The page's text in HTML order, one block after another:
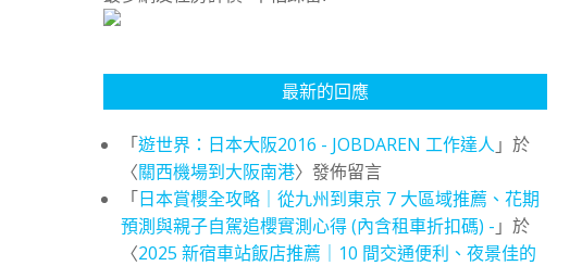
最新的回應
「遊世界：日本大阪2016 - JOBDAREN 工作達人 」於
〈關西機場到大阪南港〉發佈留言
「日本賞櫻全攻略｜從九州到東京 7 大區域推薦、花期
預測與親子自駕追櫻實測心得 (內含租車折扣碼) - 」於
〈2025 新宿車站飯店推薦｜10 間交通便利、夜景佳的